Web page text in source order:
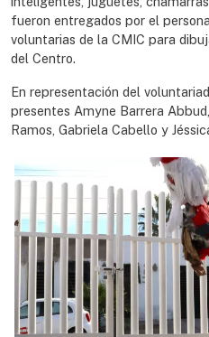
fueron entregados por el
voluntarias de la CMIC para
del Centro.
En representación del
presentes Amyne Barrera
Ramos, Gabriela Cabello y